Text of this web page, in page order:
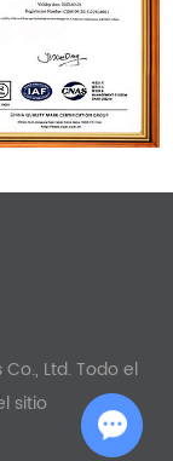
Ltd. Todo el
sitio